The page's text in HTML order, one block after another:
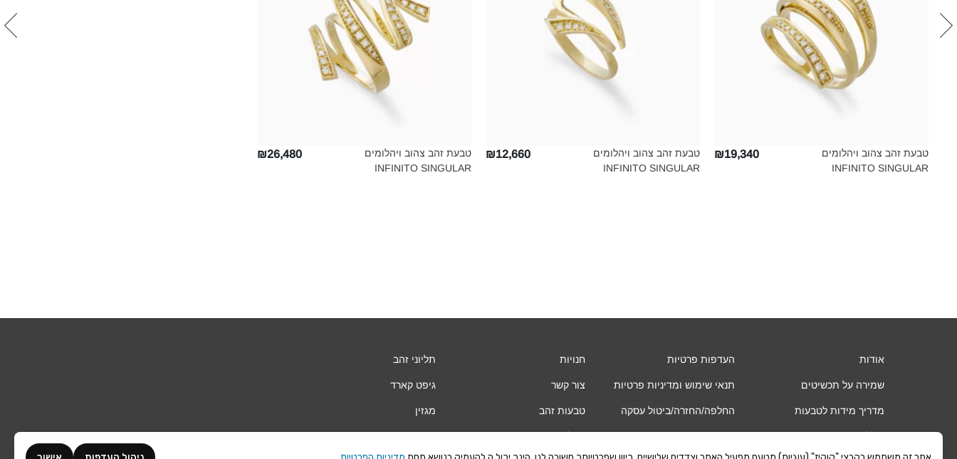
טבעת זהב צהוב ויהלומים
INFINITO SINGULAR‎
₪19,340
טבעת זהב צהוב ויהלומים
INFINITO SINGULAR‎
₪12,660
טבעת זהב צהוב ויהלומים
INFINITO SINGULAR‎
₪26,480
אודות
שמירה על תכשיטים
מדריך מידות לטבעות
העדפות פרטיות
תנאי שימוש ומדיניות פרטיות
החלפה/החזרה/ביטול עסקה
חנויות
צור קשר
טבעות זהב
תליוני זהב
גיפט קארד
מגזין